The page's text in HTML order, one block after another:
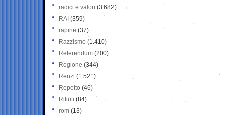
radici e valori (3.682)
RAI (359)
rapine (37)
Razzismo (1.410)
Referendum (200)
Regione (344)
Renzi (1.521)
Repetto (46)
Rifiuti (84)
rom (13)